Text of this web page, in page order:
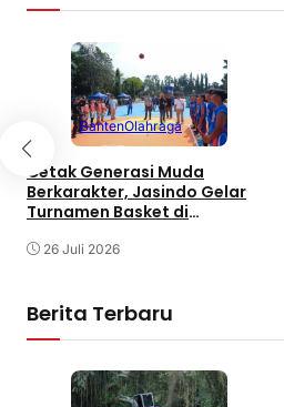
BantenOlahraga
Cetak Generasi Muda
Berkarakter, Jasindo Gelar
Turnamen Basket di
Satyaraga
26 Juli 2026
Berita Terbaru